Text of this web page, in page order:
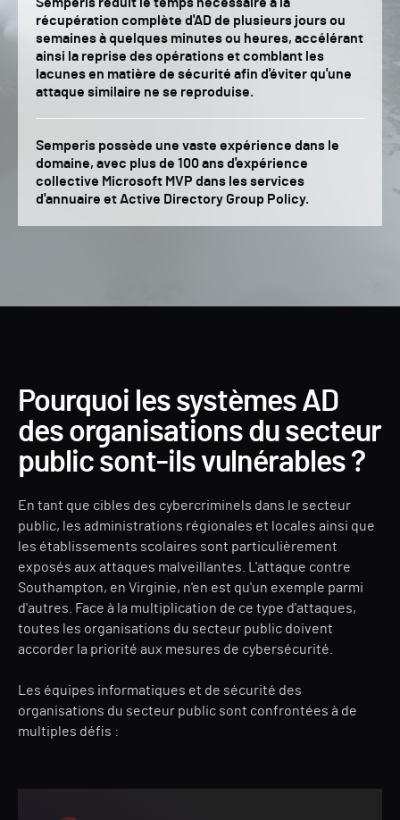
récupération complète d'AD de plusieurs jours ou
semaines à quelques minutes ou heures, accélérant
ainsi la reprise des opérations et comblant les
lacunes en matière de sécurité afin d'éviter qu'une
attaque similaire ne se reproduise.
Semperis possède une vaste expérience dans le
domaine, avec plus de 100 ans d'expérience
collective Microsoft MVP dans les services
d'annuaire et Active Directory Group Policy.
Pourquoi les systèmes AD
des organisations du secteur
public sont-ils vulnérables ?
En tant que cibles des cybercriminels dans le secteur
public, les administrations régionales et locales ainsi que
les établissements scolaires sont particulièrement
exposés aux attaques malveillantes. L'attaque contre
Southampton, en Virginie, n'en est qu'un exemple parmi
d'autres. Face à la multiplication de ce type d'attaques,
toutes les organisations du secteur public doivent
accorder la priorité aux mesures de cybersécurité.
Les équipes informatiques et de sécurité des
organisations du secteur public sont confrontées à de
multiples défis :